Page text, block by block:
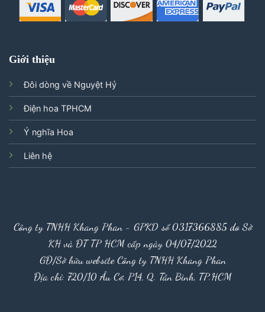
Giới thiệu
Đôi dòng về Nguyệt Hỷ
Điện hoa TPHCM
Ý nghĩa Hoa
Liên hệ
Công ty TNHH Khang Phan - GPKD số 0317366885 do Sở
KH và ĐT TP HCM cấp ngày 04/07/2022
GĐ/Sở hữu website Công ty TNHH Khang Phan
Địa chỉ: 720/10 Âu Cơ, P14, Q. Tân Bình, TP.HCM